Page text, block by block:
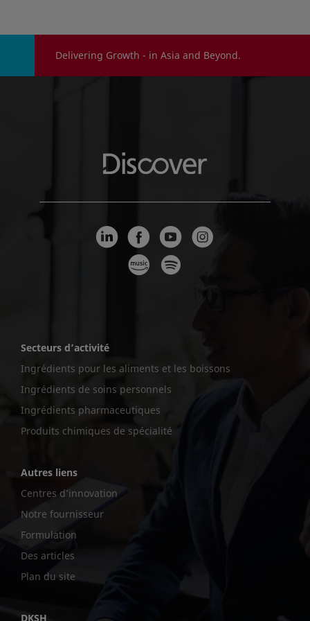
Delivering Growth - in Asia and Beyond.
Secteurs d’activité
Ingrédients pour les aliments et les boissons
Ingrédients de soins personnels
Ingrédients pharmaceutiques
Produits chimiques de spécialité
Autres liens
Centres d’innovation
Notre fournisseur
Formulation
Des articles
Plan du site
DKSH